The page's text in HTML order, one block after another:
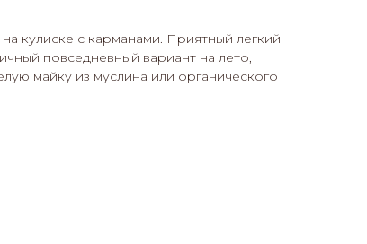
кулиске с карманами. Приятный легкий
повседневный вариант на лето,
майку из муслина или органического